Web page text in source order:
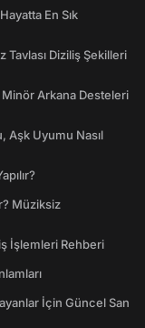
En Sık
Tavlası Diziliş Şekilleri
Minör Arkana Desteleri
Aşk Uyumu Nasıl
Müziksiz
İşlemleri Rehberi
İçin Güncel San